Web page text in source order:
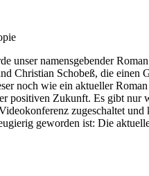
namensgebender
Christian Schobeß, die
noch wie ein aktueller
positiven Zukunft. Es gibt
zugeschaltet
geworden ist: Die